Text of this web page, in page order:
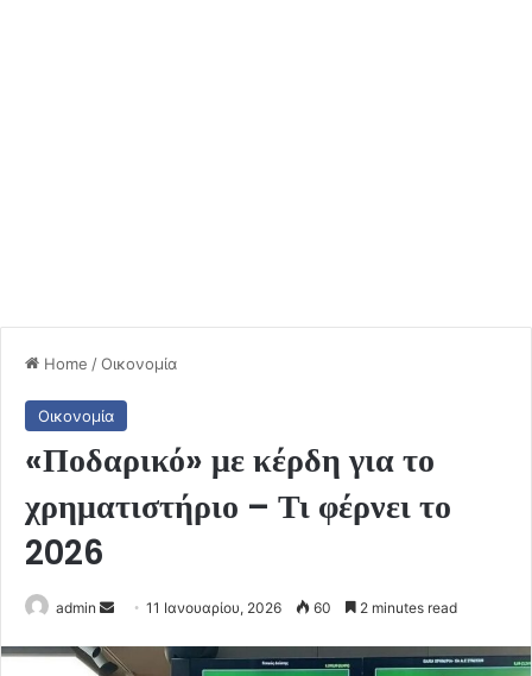
Home /Οικονομία
Οικονομία
«Ποδαρικό» με κέρδη για το
χρηματιστήριο – Τι φέρνει το
2026
admin
Send
email
11 Ιανουαρίου, 2026 60 2 minutes read